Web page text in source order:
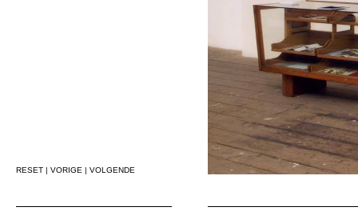
RESET | VORIGE | VOLGENDE